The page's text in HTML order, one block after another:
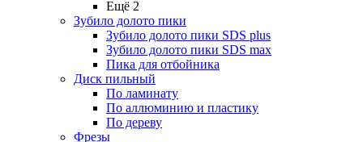
Ещё 2
Зубило долото пики
Зубило долото пики SDS plus
Зубило долото пики SDS max
Пика для отбойника
Диск пильный
По ламинату
По аллюминию и пластику
По дереву
Фрезы